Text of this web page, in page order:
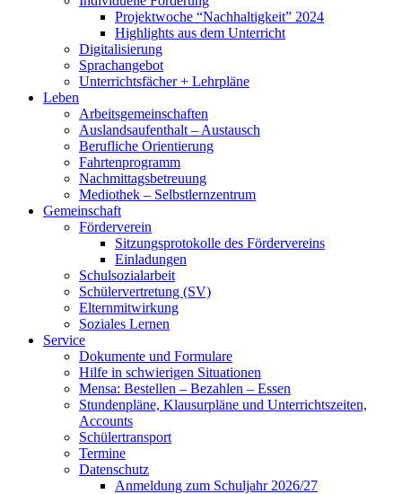
Projektwoche “Nachhaltigkeit” 2024
Highlights aus dem Unterricht
Digitalisierung
Sprachangebot
Unterrichtsfächer + Lehrpläne
Leben
Arbeitsgemeinschaften
Auslandsaufenthalt – Austausch
Berufliche Orientierung
Fahrtenprogramm
Nachmittagsbetreuung
Mediothek – Selbstlernzentrum
Gemeinschaft
Förderverein
Sitzungsprotokolle des Fördervereins
Einladungen
Schulsozialarbeit
Schülervertretung (SV)
Elternmitwirkung
Soziales Lernen
Service
Dokumente und Formulare
Hilfe in schwierigen Situationen
Mensa: Bestellen – Bezahlen – Essen
Stundenpläne, Klausurpläne und Unterrichtszeiten,
Accounts
Schülertransport
Termine
Datenschutz
Anmeldung zum Schuljahr 2026/27